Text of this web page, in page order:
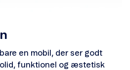
en mobil, der ser godt
funktionel og æstetisk